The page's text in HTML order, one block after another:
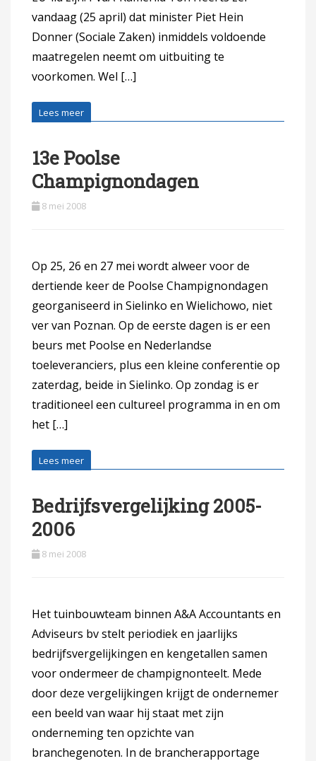
vandaag (25 april) dat minister Piet Hein
Donner (Sociale Zaken) inmiddels voldoende
maatregelen neemt om uitbuiting te
voorkomen. Wel […]
Lees meer
13e Poolse
Champignondagen
8 mei 2008
Op 25, 26 en 27 mei wordt alweer voor de
dertiende keer de Poolse Champignondagen
georganiseerd in Sielinko en Wielichowo, niet
ver van Poznan. Op de eerste dagen is er een
beurs met Poolse en Nederlandse
toeleveranciers, plus een kleine conferentie op
zaterdag, beide in Sielinko. Op zondag is er
traditioneel een cultureel programma in en om
het […]
Lees meer
Bedrijfsvergelijking 2005-
2006
8 mei 2008
Het tuinbouwteam binnen A&A Accountants en
Adviseurs bv stelt periodiek en jaarlijks
bedrijfsvergelijkingen en kengetallen samen
voor ondermeer de champignonteelt. Mede
door deze vergelijkingen krijgt de ondernemer
een beeld van waar hij staat met zijn
onderneming ten opzichte van
branchegenoten. In de brancherapportage